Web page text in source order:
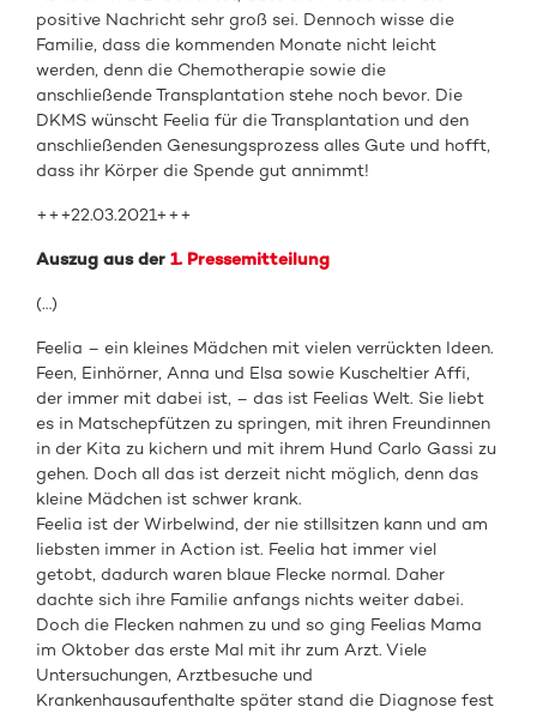
positive Nachricht sehr groß sei. Dennoch wisse die
Familie, dass die kommenden Monate nicht leicht
werden, denn die Chemotherapie sowie die
anschließende Transplantation stehe noch bevor. Die
DKMS wünscht Feelia für die Transplantation und den
anschließenden Genesungsprozess alles Gute und hofft,
dass ihr Körper die Spende gut annimmt!
+++22.03.2021+++
Auszug aus der1. Pressemitteilung
(…)
Feelia – ein kleines Mädchen mit vielen verrückten Ideen.
Feen, Einhörner, Anna und Elsa sowie Kuscheltier Affi,
der immer mit dabei ist, – das ist Feelias Welt. Sie liebt
es in Matschepfützen zu springen, mit ihren Freundinnen
in der Kita zu kichern und mit ihrem Hund Carlo Gassi zu
gehen. Doch all das ist derzeit nicht möglich, denn das
kleine Mädchen ist schwer krank.
Feelia ist der Wirbelwind, der nie stillsitzen kann und am
liebsten immer in Action ist. Feelia hat immer viel
getobt, dadurch waren blaue Flecke normal. Daher
dachte sich ihre Familie anfangs nichts weiter dabei.
Doch die Flecken nahmen zu und so ging Feelias Mama
im Oktober das erste Mal mit ihr zum Arzt. Viele
Untersuchungen, Arztbesuche und
Krankenhausaufenthalte später stand die Diagnose fest